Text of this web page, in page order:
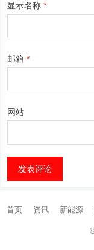
显示名称*
邮箱*
网站
首页 资讯 新能源